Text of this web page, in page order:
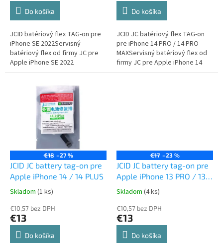
Do košíka
JCID batériový flex TAG-on pre
iPhone SE 2022Servisný
batériový flex od firmy JC pre
Apple iPhone SE 2022
Do košíka
JCID JC batériový flex TAG-on
pre iPhone 14 PRO / 14 PRO
MAXServisný batériový flex od
firmy JC pre Apple iPhone 14
PRO / 14 PRO MAX
€18 –27 %
JCID JC battery tag-on pre
Apple iPhone 14 / 14 PLUS
Skladom (1 ks)
€10,57 bez DPH
€13
Do košíka
€17 –23 %
JCID JC battery tag-on pre
Apple iPhone 13 PRO / 13
PRO MAX
Skladom (4 ks)
€10,57 bez DPH
€13
Do košíka